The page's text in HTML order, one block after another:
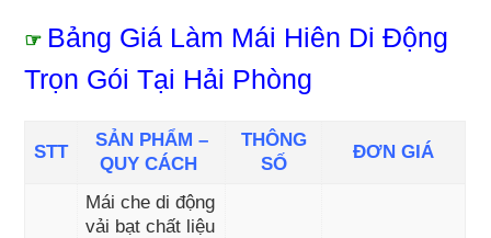
☞ Bảng Giá Làm Mái Hiên Di Động
Trọn Gói Tại Hải Phòng
STT
SẢN PHẨM –
QUY CÁCH
THÔNG
SỐ
ĐƠN GIÁ
Mái che di động
vải bạt chất liệu